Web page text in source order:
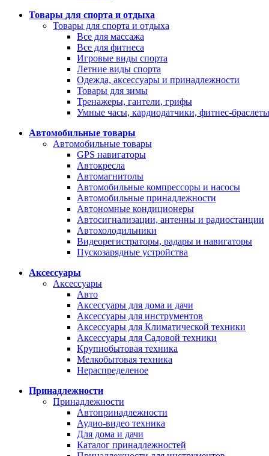
Товары для спорта и отдыха
Товары для спорта и отдыха
Все для массажа
Все для фитнеса
Игровые виды спорта
Летние виды спорта
Одежда, аксессуары и принадлежности
Товары для зимы
Тренажеры, гантели, грифы
Умные часы, кардиодатчики, фитнес-браслеты
Автомобильные товары
Автомобильные товары
GPS навигаторы
Автокресла
Автомагнитолы
Автомобильные компрессоры и насосы
Автомобильные принадлежности
Автономные кондиционеры
Автосигнализации, антенны и радиостанции
Автохолодильники
Видеорегистраторы, радары и навигаторы
Пускозарядные устройства
Аксессуары
Аксессуары
Авто
Аксессуары для дома и дачи
Аксессуары для инструментов
Аксессуары для Климатической техники
Аксессуары для Садовой техники
Крупнобытовая техника
Мелкобытовая техника
Нераспределеное
Принадлежности
Принадлежности
Автопринадлежности
Аудио-видео техника
Для дома и дачи
Каталог принадлежностей